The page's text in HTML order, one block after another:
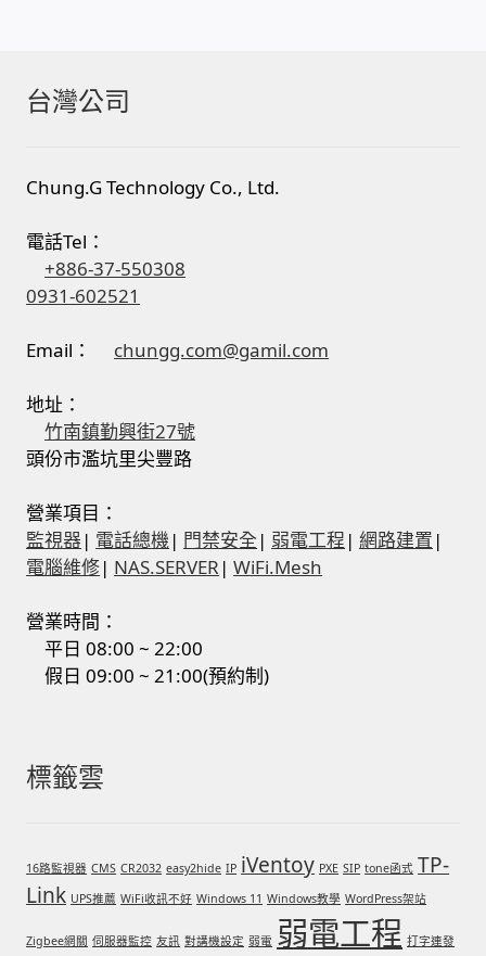
台灣公司
Chung.G Technology Co., Ltd.
電話Tel：
+886-37-550308
0931-602521
Email： chungg.com@gamil.com
地址：
竹南鎮勤興街27號
頭份市濫坑里尖豐路
營業項目：
監視器| 電話總機| 門禁安全 | 弱電工程 |網路建置 |
電腦維修| NAS.SERVER |WiFi.Mesh
營業時間：
平日 08:00 ~ 22:00
假日 09:00 ~ 21:00(預約制)
標籤雲
16路監視器 CMS CR2032 easy2hide IP iVentoy PXE SIP tone函式 TP-
Link UPS推薦 WiFi收訊不好 Windows 11 Windows教學 WordPress架站
Zigbee網關 伺服器監控 友訊 對講機設定 弱電 弱電工程 打字連發